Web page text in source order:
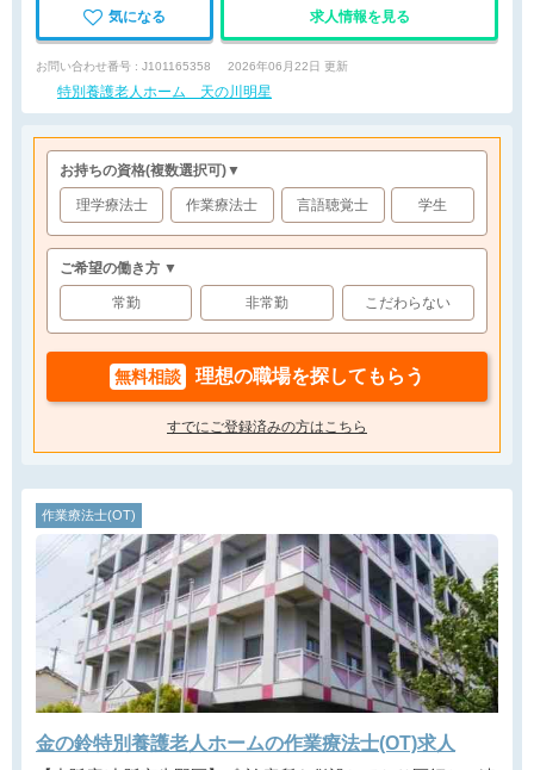
気になる 求人情報を見る
お問い合わせ番号 : J101165358 2026年06月22日 更新
特別養護老人ホーム 天の川明星
お持ちの資格(複数選択可)▼
理学療法士 作業療法士 言語聴覚士 学生
ご希望の働き方 ▼
常勤 非常勤 こだわらない
無料相談 理想の職場を探してもらう
すでにご登録済みの方はこちら
作業療法士(OT)
金の鈴特別養護老人ホームの作業療法士(OT)求人